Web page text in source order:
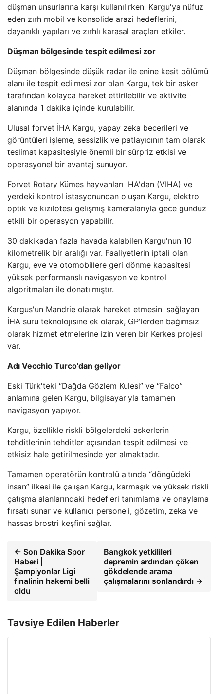
düşman unsurlarına karşı kullanılırken, Kargu'ya nüfuz
eden zırh mobil ve konsolide arazi hedeflerini,
dayanıklı yapıları ve zırhlı karasal araçları etkiler.
Düşman bölgesinde tespit edilmesi zor
Düşman bölgesinde düşük radar ile enine kesit bölümü
alanı ile tespit edilmesi zor olan Kargu, tek bir asker
tarafından kolayca hareket ettirilebilir ve aktivite
alanında 1 dakika içinde kurulabilir.
Ulusal forvet İHA Kargu, yapay zeka becerileri ve
görüntüleri işleme, sessizlik ve patlayıcının tam olarak
teslimat kapasitesiyle önemli bir sürpriz etkisi ve
operasyonel bir avantaj sunuyor.
Forvet Rotary Kümes hayvanları İHA'dan (VIHA) ve
yerdeki kontrol istasyonundan oluşan Kargu, elektro
optik ve kızılötesi gelişmiş kameralarıyla gece gündüz
etkili bir operasyon yapabilir.
30 dakikadan fazla havada kalabilen Kargu'nun 10
kilometrelik bir aralığı var. Faaliyetlerin iptali olan
Kargu, eve ve otomobillere geri dönme kapasitesi
yüksek performanslı navigasyon ve kontrol
algoritmaları ile donatılmıştır.
Kargus'un Mandrie olarak hareket etmesini sağlayan
İHA sürü teknolojisine ek olarak, GP'lerden bağımsız
olarak hizmet etmelerine izin veren bir Kerkes projesi
var.
Adı Vecchio Turco'dan geliyor
Eski Türk'teki “Dağda Gözlem Kulesi” ve “Falco”
anlamına gelen Kargu, bilgisayarıyla tamamen
navigasyon yapıyor.
Kargu, özellikle riskli bölgelerdeki askerlerin
tehditlerinin tehditler açısından tespit edilmesi ve
etkisiz hale getirilmesinde yer almaktadır.
Tamamen operatörün kontrolü altında “döngüdeki
insan” ilkesi ile çalışan Kargu, karmaşık ve yüksek riskli
çatışma alanlarındaki hedefleri tanımlama ve onaylama
fırsatı sunar ve kullanıcı personeli, gözetim, zeka ve
hassas brostri keşfini sağlar.
← Son Dakika Spor
Haberi |
Şampiyonlar Ligi
finalinin hakemi belli
oldu
Bangkok yetkilileri
depremin ardından çöken
gökdelende arama
çalışmalarını sonlandırdı →
Tavsiye Edilen Haberler